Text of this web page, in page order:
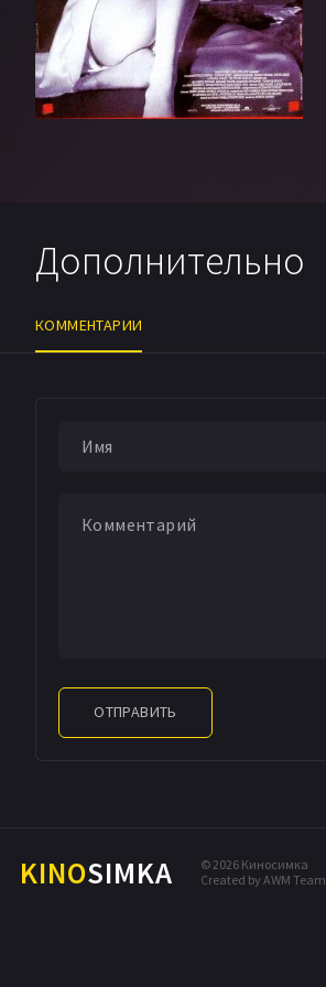
Дополнительно
КОММЕНТАРИИ
ОТПРАВИТЬ
KINOSIMKA
© 2026 Киносимка
Created by AWM Team